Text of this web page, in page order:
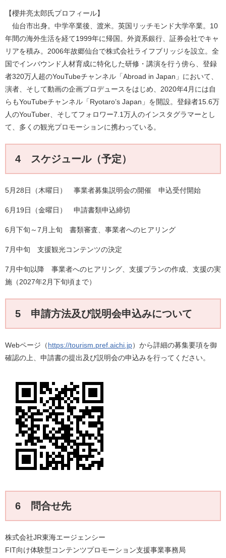
【櫻井亮太郎氏プロフィール】
仙台市出身。中学卒業後、渡米。英国リッチモンド大学卒業。10
年間の海外生活を経て1999年に帰国。外資系銀行、証券会社でキャ
リアを積み。2006年故郷仙台で株式会社ライフブリッジを設立。全
国でインバウンド人材育成に特化した研修・講演を行う傍ら、登録
者320万人超のYouTubeチャンネル「Abroad in Japan」において、
演者、そして動画の企画プロデュースをはじめ、2020年4月には自
らもYouTubeチャンネル「Ryotaro’s Japan」を開設。登録者15.6万
人のYouTuber、そしてフォロワー7.1万人のインスタグラマーとし
て、多くの観光プロモーションに携わっている。
4 スケジュール（予定）
5月28日（木曜日） 事業者募集説明会の開催 申込受付開始
6月19日（金曜日） 申請書類申込締切
6月下旬～7月上旬 書類審査、事業者へのヒアリング
7月中旬 支援観光コンテンツの決定
7月中旬以降 事業者へのヒアリング、支援プランの作成、支援の実
施（2027年2月下旬頃まで）
5 申請方法及び説明会申込みについて
Webページ（https://tourism.pref.aichi.jp）から詳細の募集要項を御
確認の上、申請書の提出及び説明会の申込みを行ってください。
6 問合せ先
株式会社JR東海エージェンシー
FIT向け体験型コンテンツプロモーション支援事業事務局